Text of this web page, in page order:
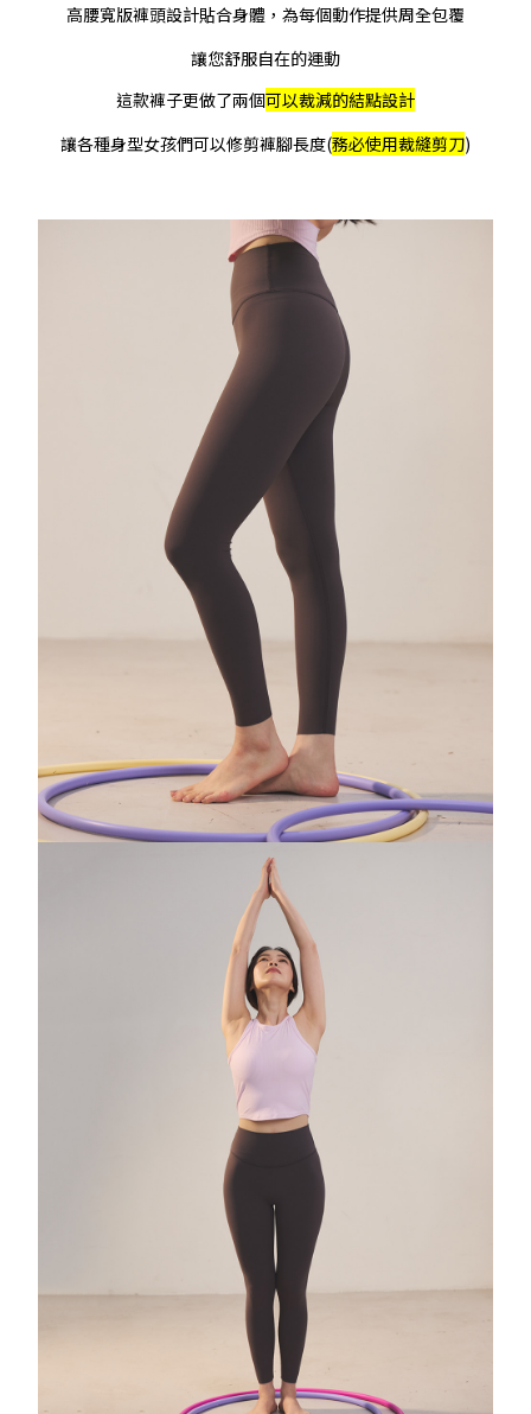
高腰寬版褲頭設計貼合身體，為每個動作提供周全包覆
讓您舒服自在的運動
這款褲子更做了兩個可以裁減的結點設計
讓各種身型女孩們可以修剪褲腳長度(務必使用裁縫剪刀)